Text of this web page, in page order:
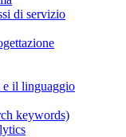
di servizio
e il linguaggio
keywords)